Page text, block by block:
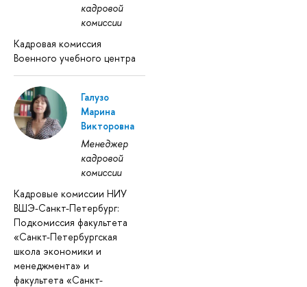
кадровой
комиссии
Кадровая комиссия
Военного учебного центра
Галузо
Марина
Викторовна
Менеджер
кадровой
комиссии
Кадровые комиссии НИУ
ВШЭ-Санкт-Петербург:
Подкомиссия факультета
«Санкт-Петербургская
школа экономики и
менеджмента» и
факультета «Санкт-